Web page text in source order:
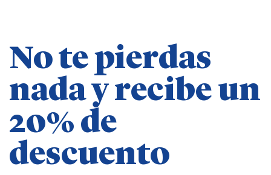
— Entrevista en
KFund.
— Entrevista en AXA Seguros España.
— Entrevista en GestionaRadio.
Marcos De La Cueva en eventos
— Participación como ponente en Accountex
No te pierdas
nada y recibe un
20% de
descuento